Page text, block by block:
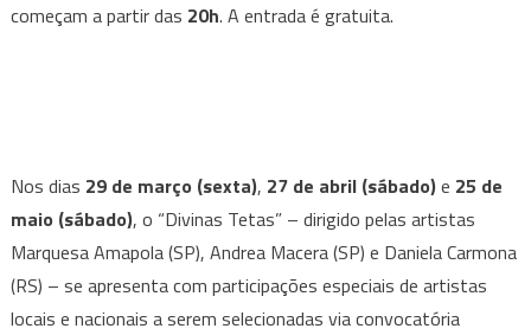
começam a partir das 20h. A entrada é gratuita.
Nos dias 29 de março (sexta), 27 de abril (sábado)e 25 de
maio (sábado), o “Divinas Tetas” – dirigido pelas artistas
Marquesa Amapola (SP), Andrea Macera (SP) e Daniela Carmona
(RS) – se apresenta com participações especiais de artistas
locais e nacionais a serem selecionadas via convocatória